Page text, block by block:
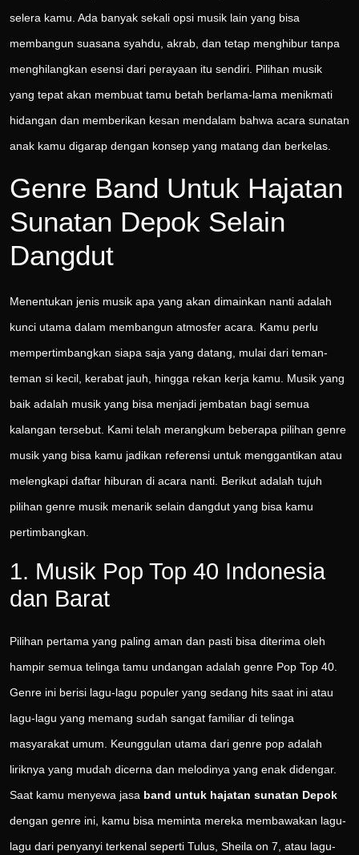
selera kamu. Ada banyak sekali opsi musik lain yang bisa
membangun suasana syahdu, akrab, dan tetap menghibur tanpa
menghilangkan esensi dari perayaan itu sendiri. Pilihan musik
yang tepat akan membuat tamu betah berlama-lama menikmati
hidangan dan memberikan kesan mendalam bahwa acara sunatan
anak kamu digarap dengan konsep yang matang dan berkelas.
Genre Band Untuk Hajatan
Sunatan Depok Selain
Dangdut
Menentukan jenis musik apa yang akan dimainkan nanti adalah
kunci utama dalam membangun atmosfer acara. Kamu perlu
mempertimbangkan siapa saja yang datang, mulai dari teman-
teman si kecil, kerabat jauh, hingga rekan kerja kamu. Musik yang
baik adalah musik yang bisa menjadi jembatan bagi semua
kalangan tersebut. Kami telah merangkum beberapa pilihan genre
musik yang bisa kamu jadikan referensi untuk menggantikan atau
melengkapi daftar hiburan di acara nanti. Berikut adalah tujuh
pilihan genre musik menarik selain dangdut yang bisa kamu
pertimbangkan.
1. Musik Pop Top 40 Indonesia
dan Barat
Pilihan pertama yang paling aman dan pasti bisa diterima oleh
hampir semua telinga tamu undangan adalah genre Pop Top 40.
Genre ini berisi lagu-lagu populer yang sedang hits saat ini atau
lagu-lagu yang memang sudah sangat familiar di telinga
masyarakat umum. Keunggulan utama dari genre pop adalah
liriknya yang mudah dicerna dan melodinya yang enak didengar.
Saat kamu menyewa jasa band untuk hajatan sunatan Depok
dengan genre ini, kamu bisa meminta mereka membawakan lagu-
lagu dari penyanyi terkenal seperti Tulus, Sheila on 7, atau lagu-